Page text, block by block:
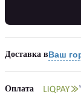
Доставка вВаш
Оплата